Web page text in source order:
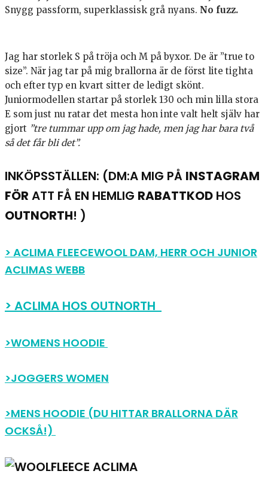
Snygg passform, superklassisk grå nyans. No fuzz.
Jag har storlek S på tröja och M på byxor. De är ”true to
size”. När jag tar på mig brallorna är de först lite tighta
och efter typ en kvart sitter de ledigt skönt.
Juniormodellen startar på storlek 130 och min lilla stora
E som just nu ratar det mesta hon inte valt helt själv har
gjort ”tre tummar upp om jag hade, men jag har bara två
så det får bli det”.
INKÖPSSTÄLLEN: (DM:A MIG PÅ INSTAGRAM
FÖR ATT FÅ EN HEMLIG RABATTKOD HOS
OUTNORTH! )
> ACLIMA FLEECEWOOL DAM, HERR OCH JUNIOR
ACLIMAS WEBB
> ACLIMA HOS OUTNORTH
>WOMENS HOODIE
>JOGGERS WOMEN
>MENS HOODIE (DU HITTAR BRALLORNA DÄR
OCKSÅ!)